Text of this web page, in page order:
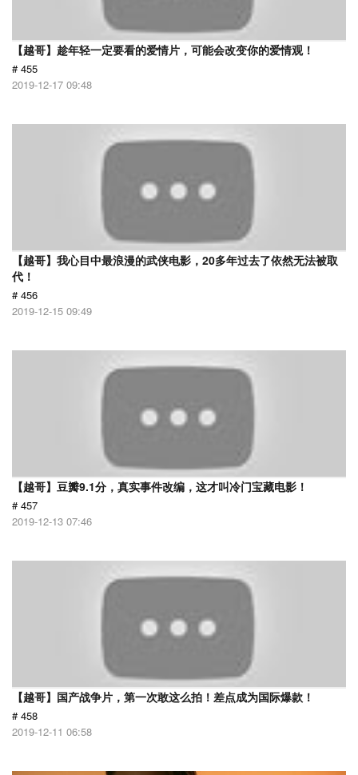
【越哥】趁年轻一定要看的爱情片，可能会改变你的爱情观！
# 455
2019-12-17 09:48
【越哥】我心目中最浪漫的武侠电影，20多年过去了依然无法被取
代！
# 456
2019-12-15 09:49
【越哥】豆瓣9.1分，真实事件改编，这才叫冷门宝藏电影！
# 457
2019-12-13 07:46
【越哥】国产战争片，第一次敢这么拍！差点成为国际爆款！
# 458
2019-12-11 06:58